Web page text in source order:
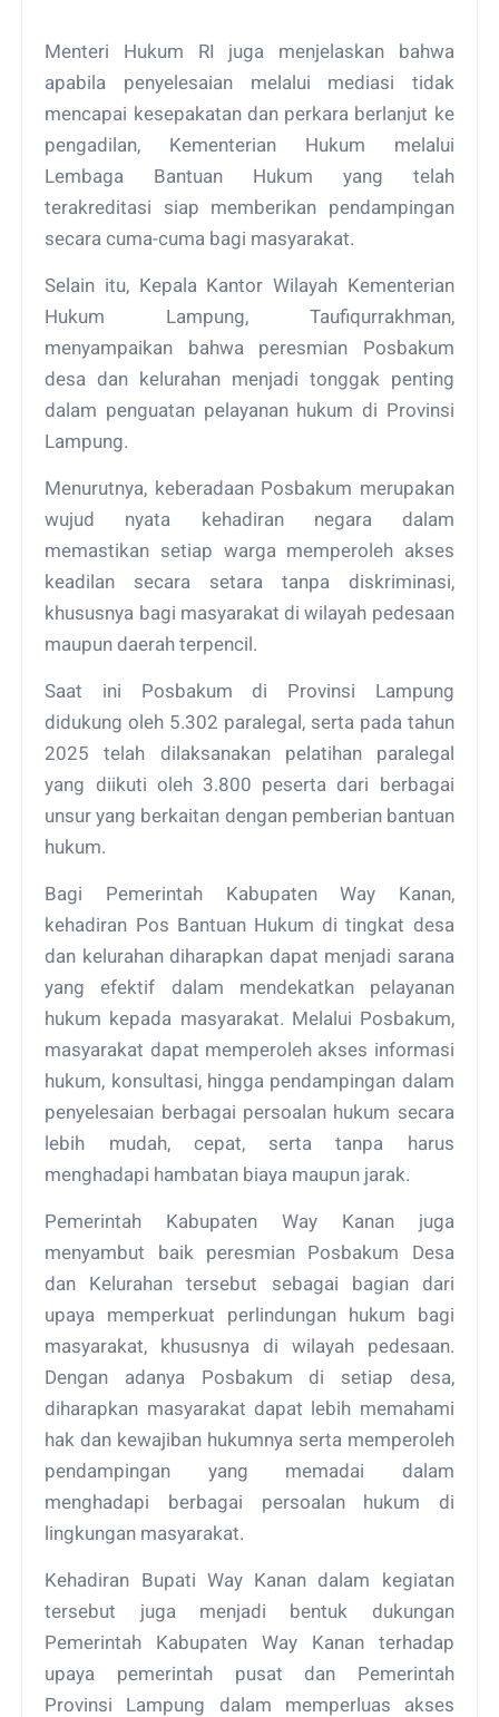
Menteri Hukum RI juga menjelaskan bahwa
apabila penyelesaian melalui mediasi tidak
mencapai kesepakatan dan perkara berlanjut ke
pengadilan, Kementerian Hukum melalui
Lembaga Bantuan Hukum yang telah
terakreditasi siap memberikan pendampingan
secara cuma-cuma bagi masyarakat.
Selain itu, Kepala Kantor Wilayah Kementerian
Hukum Lampung, Taufiqurrakhman,
menyampaikan bahwa peresmian Posbakum
desa dan kelurahan menjadi tonggak penting
dalam penguatan pelayanan hukum di Provinsi
Lampung.
Menurutnya, keberadaan Posbakum merupakan
wujud nyata kehadiran negara dalam
memastikan setiap warga memperoleh akses
keadilan secara setara tanpa diskriminasi,
khususnya bagi masyarakat di wilayah pedesaan
maupun daerah terpencil.
Saat ini Posbakum di Provinsi Lampung
didukung oleh 5.302 paralegal, serta pada tahun
2025 telah dilaksanakan pelatihan paralegal
yang diikuti oleh 3.800 peserta dari berbagai
unsur yang berkaitan dengan pemberian bantuan
hukum.
Bagi Pemerintah Kabupaten Way Kanan,
kehadiran Pos Bantuan Hukum di tingkat desa
dan kelurahan diharapkan dapat menjadi sarana
yang efektif dalam mendekatkan pelayanan
hukum kepada masyarakat. Melalui Posbakum,
masyarakat dapat memperoleh akses informasi
hukum, konsultasi, hingga pendampingan dalam
penyelesaian berbagai persoalan hukum secara
lebih mudah, cepat, serta tanpa harus
menghadapi hambatan biaya maupun jarak.
Pemerintah Kabupaten Way Kanan juga
menyambut baik peresmian Posbakum Desa
dan Kelurahan tersebut sebagai bagian dari
upaya memperkuat perlindungan hukum bagi
masyarakat, khususnya di wilayah pedesaan.
Dengan adanya Posbakum di setiap desa,
diharapkan masyarakat dapat lebih memahami
hak dan kewajiban hukumnya serta memperoleh
pendampingan yang memadai dalam
menghadapi berbagai persoalan hukum di
lingkungan masyarakat.
Kehadiran Bupati Way Kanan dalam kegiatan
tersebut juga menjadi bentuk dukungan
Pemerintah Kabupaten Way Kanan terhadap
upaya pemerintah pusat dan Pemerintah
Provinsi Lampung dalam memperluas akses